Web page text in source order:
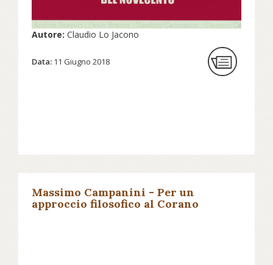
Autore: Claudio Lo Jacono
Data: 11 Giugno 2018
Massimo Campanini - Per un
approccio filosofico al Corano